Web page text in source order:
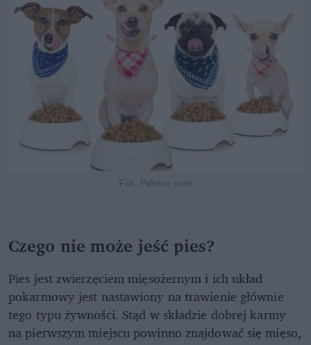
Fot. Pxhere.com
Czego nie może jeść pies?
Pies jest zwierzęciem mięsożernym i ich układ
pokarmowy jest nastawiony na trawienie głównie
tego typu żywności. Stąd w składzie dobrej karmy
na pierwszym miejscu powinno znajdować się mięso,